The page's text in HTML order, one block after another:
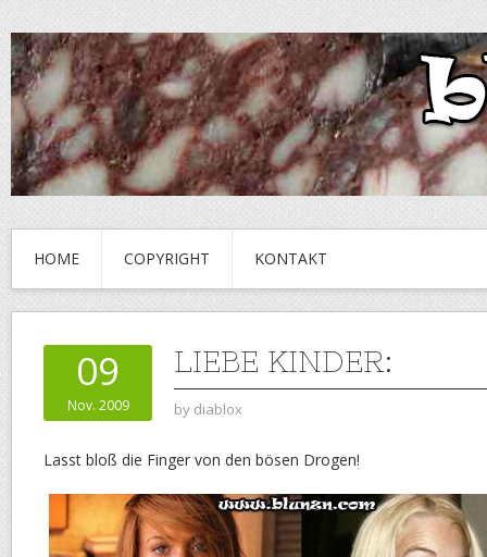
HOME COPYRIGHT KONTAKT
09
Nov. 2009
LIEBE KINDER:
by diablox
Lasst bloß die Finger von den bösen Drogen!